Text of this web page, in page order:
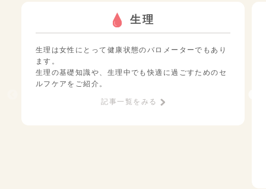
生理
生理は女性にとって健康状態のバロメーターでもあり
ます。
生理の基礎知識や、生理中でも快適に過ごすためのセ
ルフケアをご紹介。
記事一覧をみる